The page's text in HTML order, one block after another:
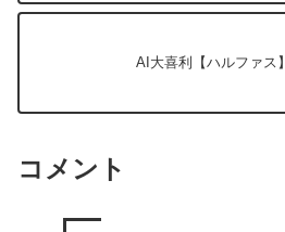
AI大喜利【ハルファス】
コメント